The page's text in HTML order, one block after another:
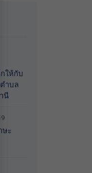
ให้กับ
ำบล
นี
ษะ